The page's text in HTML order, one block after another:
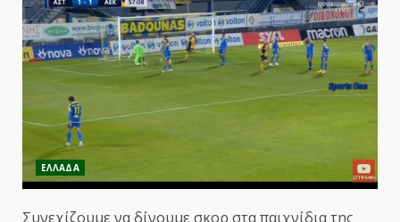
ΕΛΛΑΔΑ
Συνεχίζουμε να δίνουμε σκορ στα παιχνίδια της